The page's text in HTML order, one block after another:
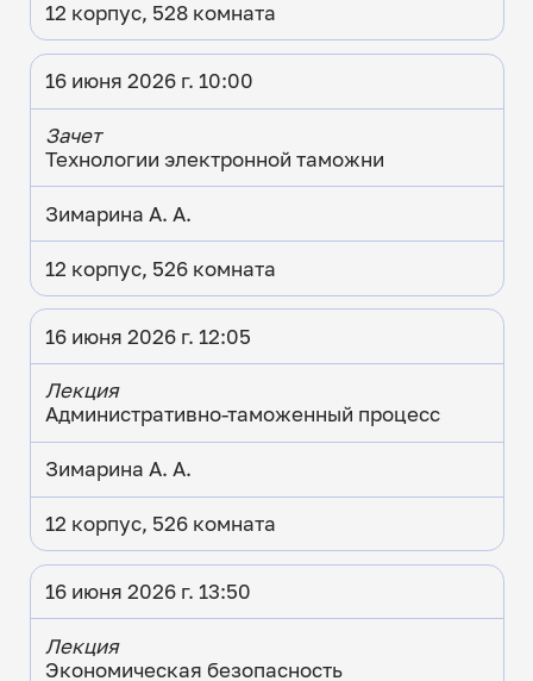
12 корпус, 528 комната
16 июня 2026 г. 10:00
Зачет
Технологии электронной таможни
Зимарина А. А.
12 корпус, 526 комната
16 июня 2026 г. 12:05
Лекция
Административно-таможенный процесс
Зимарина А. А.
12 корпус, 526 комната
16 июня 2026 г. 13:50
Лекция
Экономическая безопасность